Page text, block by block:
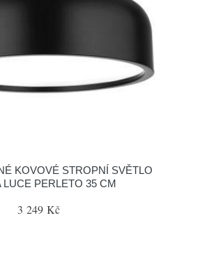
KOVOVÉ STROPNÍ SVĚTLO
LUCE PERLETO 35 CM
3 249 Kč